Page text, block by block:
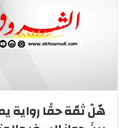
هّلْ ثمّة حقًا رواية